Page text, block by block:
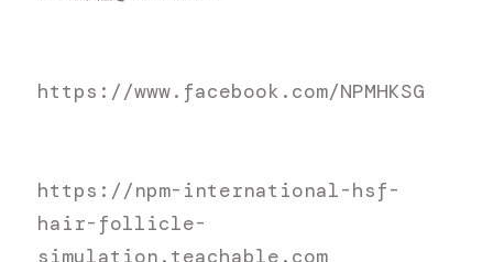
https://www.facebook.com/NPMHKSG
https://npm-international-hsf-
hair-follicle-
simulation.teachable.com